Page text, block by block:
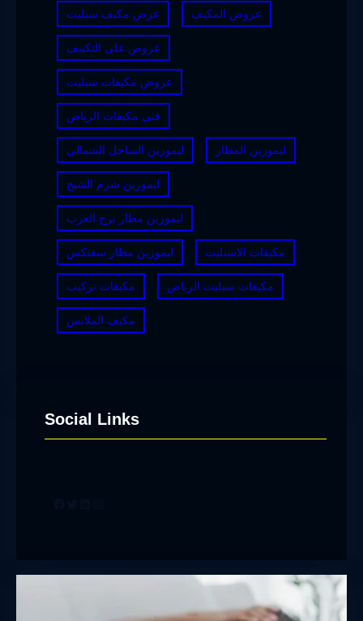
عرض مكيف سبليت عروض المكيف
عروض على التكييف
عروض مكيفات سبليت
فني مكيفات الرياض
ليموزين الساحل الشمالي ليموزين المطار
ليموزين شرم الشيخ
ليموزين مطار برج العرب
ليموزين مطار سفنكس مكيفات الاسبليت
مكيفات تركيب مكيفات سبليت الرياض
مكيف الملابس
Social Links